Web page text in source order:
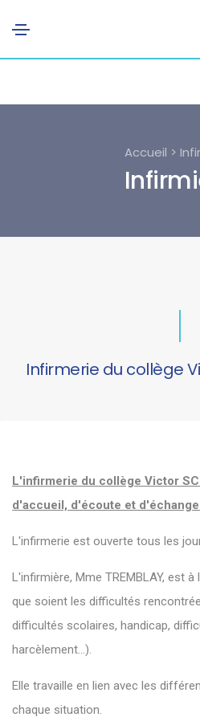
Accueil >
Infirmerie du collège
L'infirmerie du collège Victor
d'accueil, d'écoute et
L'infirmerie est ouverte tous les
L'infirmière, Mme TREMBLAY, est
que soient les difficultés
difficultés scolaires, handicap,
harcèlement...).
Elle travaille en lien avec les
chaque situation.